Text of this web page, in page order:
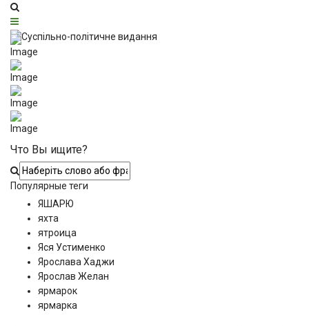
Что Вы ищите?
Популярные теги
ЯШАРЮ
яхта
ятроица
Яся Устименко
Ярослава Хаджи
Ярослав Желан
ярмарок
ярмарка